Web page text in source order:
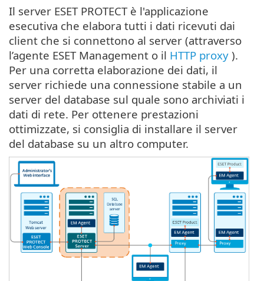
Il server ESET PROTECT è l'applicazione
esecutiva che elabora tutti i dati ricevuti dai
client che si connettono al server (attraverso
l’agente ESET Management o il HTTP proxy ).
Per una corretta elaborazione dei dati, il
server richiede una connessione stabile a un
server del database sul quale sono archiviati i
dati di rete. Per ottenere prestazioni
ottimizzate, si consiglia di installare il server
del database su un altro computer.